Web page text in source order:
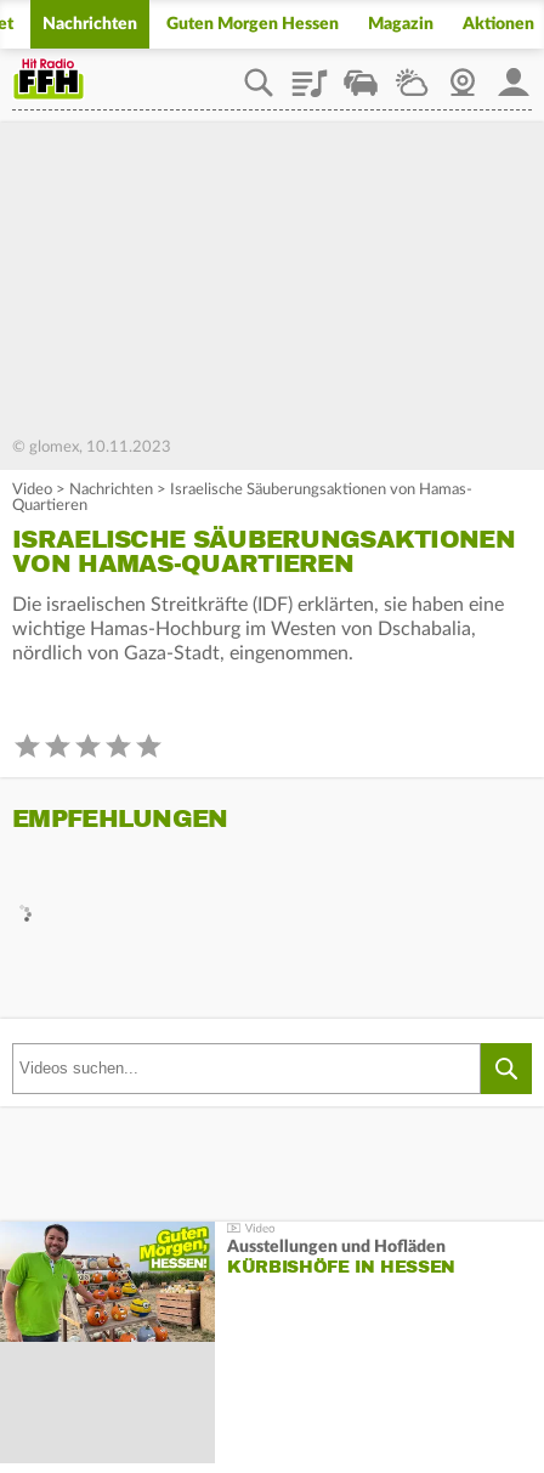
Nachrichten Guten Morgen Hessen Magazin Aktionen
PlaylistStaupilotWetterWebcam
© glomex, 10.11.2023
Video > Nachrichten >
Israelische Säuberungsaktionen von Hamas-
Quartieren
ISRAELISCHE SÄUBERUNGSAKTIONEN
VON HAMAS-QUARTIEREN
Die israelischen Streitkräfte (IDF) erklärten, sie haben eine
wichtige Hamas-Hochburg im Westen von Dschabalia,
nördlich von Gaza-Stadt, eingenommen.
EMPFEHLUNGEN
Ausstellungen und Hofläden
KÜRBISHÖFE IN HESSEN